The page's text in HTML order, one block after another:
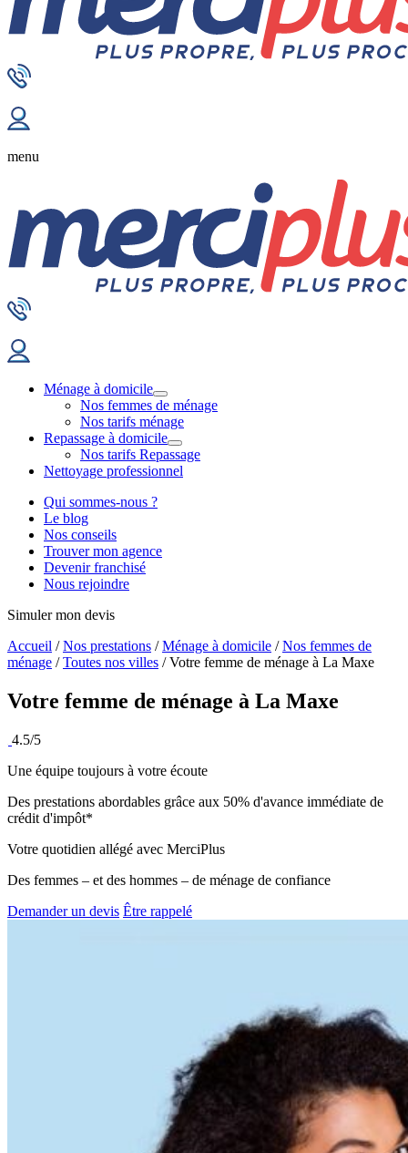
menu
Ménage à domicile
Nos femmes de ménage
Nos tarifs ménage
Repassage à domicile
Nos tarifs Repassage
Nettoyage professionnel
Qui sommes-nous ?
Le blog
Nos conseils
Trouver mon agence
Devenir franchisé
Nous rejoindre
Simuler mon devis
Accueil /Nos prestations /Ménage à domicile /Nos femmes de
ménage /Toutes nos villes /Votre femme de ménage à La Maxe
Votre femme de ménage à La Maxe
4.5/5
Une équipe toujours à votre écoute
Des prestations abordables grâce aux 50% d'avance immédiate de
crédit d'impôt*
Votre quotidien allégé avec MerciPlus
Des femmes – et des hommes – de ménage de confiance
Demander un devis Être rappelé